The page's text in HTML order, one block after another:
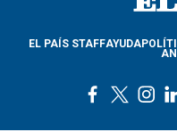
EL PAÍS STAFFAYUDA
c
i
s